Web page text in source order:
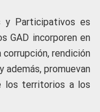
y Participativos es
GAD incorporen en
rendición
además, promuevan
los territorios a los